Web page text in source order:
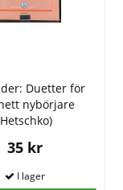
Duetter för
nybörjare
35 kr